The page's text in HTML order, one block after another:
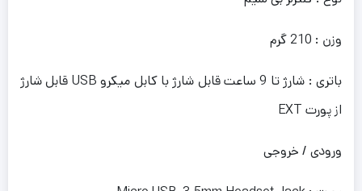
وزن : 210 گرم
باتری : شارژ تا 9 ساعت قابل شارژ با کابل میکرو USB قابل شارژ
از پورت EXT
ورودی / خروجی